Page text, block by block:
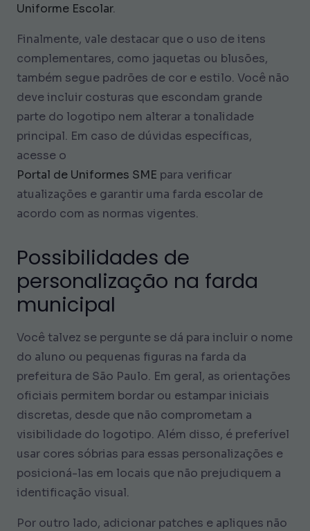
Uniforme Escolar.
Finalmente, vale destacar que o uso de itens
complementares, como jaquetas ou blusões,
também segue padrões de cor e estilo. Você não
deve incluir costuras que escondam grande
parte do logotipo nem alterar a tonalidade
principal. Em caso de dúvidas específicas,
acesse o
Portal de Uniformes SME para verificar
atualizações e garantir uma farda escolar de
acordo com as normas vigentes.
Possibilidades de
personalização na farda
municipal
Você talvez se pergunte se dá para incluir o nome
do aluno ou pequenas figuras na farda da
prefeitura de São Paulo. Em geral, as orientações
oficiais permitem bordar ou estampar iniciais
discretas, desde que não comprometam a
visibilidade do logotipo. Além disso, é preferível
usar cores sóbrias para essas personalizações e
posicioná-las em locais que não prejudiquem a
identificação visual.
Por outro lado, adicionar patches e apliques não